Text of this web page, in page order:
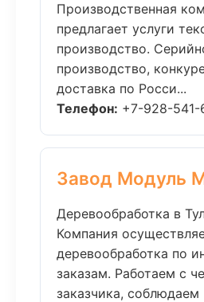
Производственная
предлагает услуги
производство.
производство,
доставка по Росси...
Телефон: +7-928-541-
Завод Модуль
Деревообработка в
Компания
деревообработка по
заказам. Работаем с
заказчика, соблюдаем